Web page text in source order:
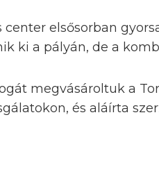
center elsősorban
ki a pályán, de a
megvásároltuk a
és aláírta